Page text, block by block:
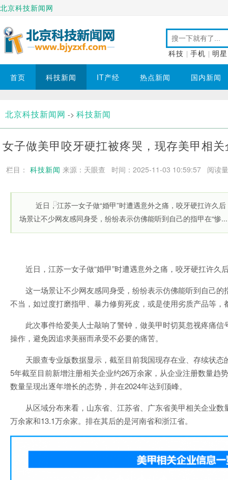
北京科技新闻网
科技 手机 明星
首页 科技新闻 IT产经 热点新闻 国内新闻
北京科技新闻网 -> 科技新闻
女子做美甲咬牙硬扛被疼哭，现存美甲相
栏目： 科技新闻 来源：天眼查 时间：2025-11-03 10:59:57 阅读
近日，江苏一女子做“婚甲”时遭遇意外之痛，咬牙硬扛许久
场景让不少网友感同身受，纷纷表示仿佛能听到自己的指甲在“惨...
近日，江苏一女子做“婚甲”时遭遇意外之痛，咬牙硬扛许久
这一场景让不少网友感同身受，纷纷表示仿佛能听到自己的
不当，如过度打磨指甲、暴力修剪死皮，或是使用劣质产品等
此次事件给爱美人士敲响了警钟，做美甲时切莫忽视疼痛
操作，避免因追求美丽而承受不必要的痛苦。
天眼查专业版数据显示，截至目前我国现存在业、存续状
5年截至目前新增注册相关企业约26万余家，从企业注册数量趋
数量呈现出逐年增长的态势，并在2024年达到顶峰。
从区域分布来看，山东省、江苏省、广东省美甲相关企业
万余家和13.1万余家。排在其后的是河南省和浙江省。